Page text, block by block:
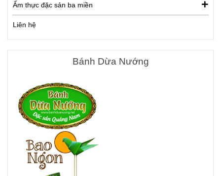
Ẩm thực đặc sản ba miền
Liên hệ
Bánh Dừa Nướng